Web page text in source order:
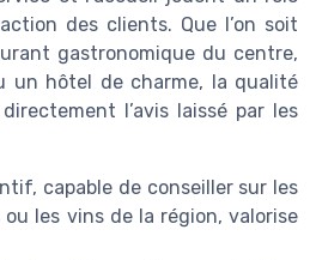
des clients. Que l’on soit
gastronomique du centre,
un hôtel de charme, la qualité
l’avis laissé par les
capable de conseiller sur les
les vins de la région, valorise